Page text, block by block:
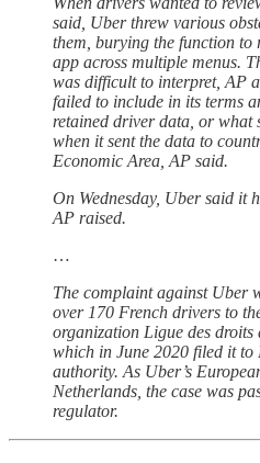
said, Uber threw various
them, burying the function to
app across multiple menus.
was difficult to interpret, AP
failed to include in its terms
retained driver data, or what
when it sent the data to
Economic Area, AP said.
On Wednesday, Uber said it
AP raised.
…
The complaint against Uber
over 170 French drivers to
organization Ligue des droits
which in June 2020 filed it to
authority. As Uber’s
Netherlands, the case was
regulator.